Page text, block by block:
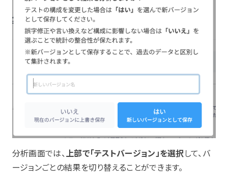
分析画面では、上部で「テストバージョン」を選択して、バ
ージョンごとの結果を切り替えることができます。